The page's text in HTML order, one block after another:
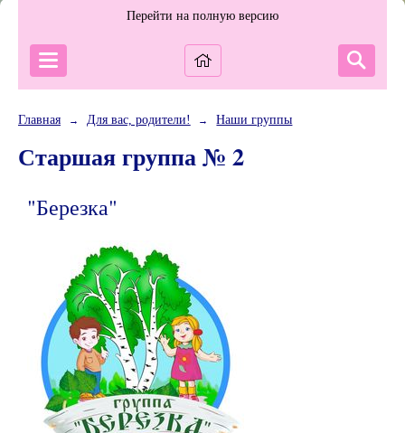
Перейти на полную версию
Главная → Для вас, родители! → Наши группы
Старшая группа № 2
"Березка"